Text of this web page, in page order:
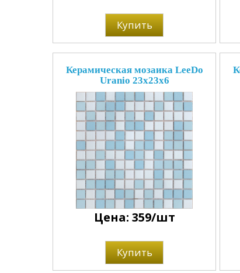
Купить
Керамическая мозаика LeeDo
Uranio 23x23x6
Цена: 359/шт
Купить